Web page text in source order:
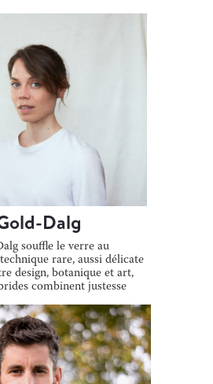
Dalg
souffle le verre au
rare, aussi délicate
design, botanique et art,
combinent justesse